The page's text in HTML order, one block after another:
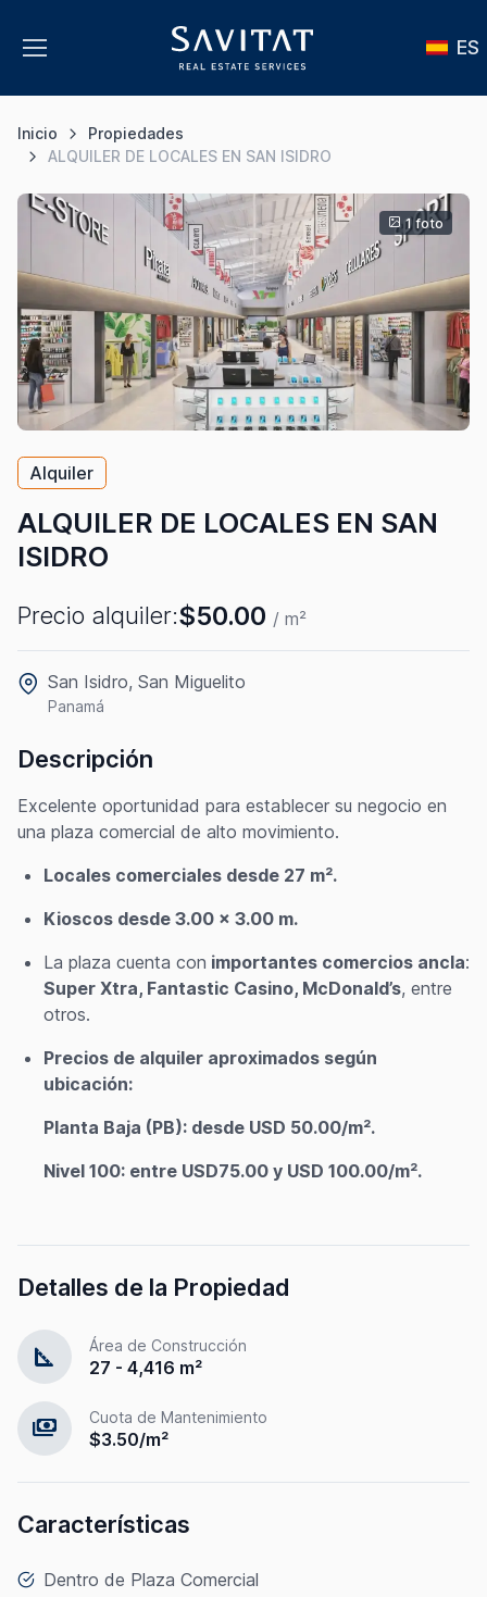
ES
Inicio
Propiedades
ALQUILER DE LOCALES EN SAN ISIDRO
1 foto
Alquiler
ALQUILER DE LOCALES EN SAN
ISIDRO
Precio alquiler:$50.00 / m²
San Isidro, San Miguelito
Panamá
Descripción
Excelente oportunidad para establecer su negocio en
una plaza comercial de alto movimiento.
Locales comerciales desde 27 m².
Kioscos desde 3.00 x 3.00 m.
La plaza cuenta con importantes comercios ancla:
Super Xtra, Fantastic Casino, McDonald’s, entre
otros.
Precios de alquiler aproximados según
ubicación:
Planta Baja (PB): desde USD 50.00/m².
Nivel 100: entre USD75.00 y USD 100.00/m².
Detalles de la Propiedad
square_foot Área de Construcción
27 - 4,416 m²
payments Cuota de Mantenimiento
$3.50/m²
Características
Dentro de Plaza Comercial